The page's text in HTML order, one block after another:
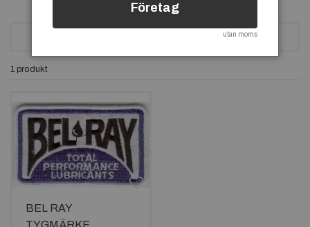
1 produkt
BEL RAY
TYGMÄRKE
Företag
utan moms